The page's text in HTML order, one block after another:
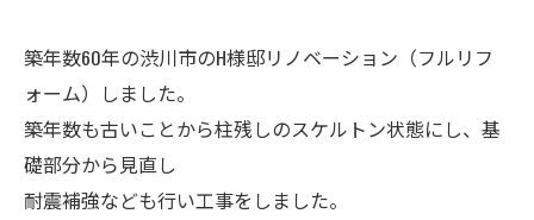
築年数60年の渋川市のH様邸リノベーション（フルリフ
ォーム）しました。
築年数も古いことから柱残しのスケルトン状態にし、基
礎部分から見直し
耐震補強なども行い工事をしました。